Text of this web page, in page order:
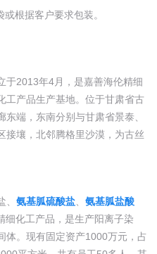
或根据客户要求包装。
于2013年4月，是嘉善海伦精细
工产品生产基地。位于甘肃省古
端，东南分别与甘肃省景泰、
接壤，北邻腾格里沙漠，为古丝
氨基胍硫酸盐
氨基胍盐酸
细化工产品，是生产阳离子染
体。现有固定资产1000万元，占